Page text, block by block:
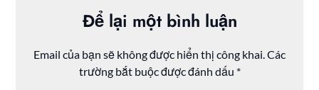
Để lại một bình luận
Email của bạn sẽ không được hiển thị công khai.Các
trường bắt buộc được đánh dấu *